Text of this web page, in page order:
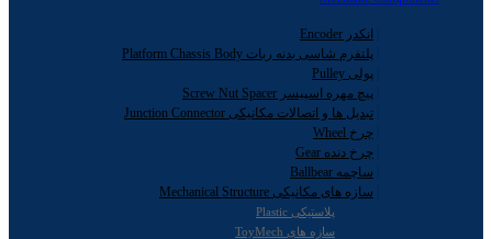
انکدر Encoder
پلتفرم شاسی بدنه ربات Platform Chassis Body
پولی Pulley
پیچ مهره اسپیسر Screw Nut Spacer
تبدیل ها و اتصالات مکانیکی Junction Connector
چرخ Wheel
چرخ دنده Gear
ساچمه Ballbear
سازه های مکانیکی Mechanical Structure
پلاستیکی Plastic
سازه های ToyMech